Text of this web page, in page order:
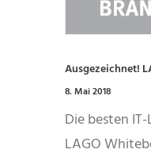
Ausgezeichnet!
8. Mai 2018
Die bes­ten
LAGO